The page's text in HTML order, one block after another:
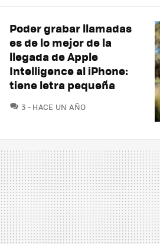
Poder grabar llamadas
es de lo mejor de la
llegada de Apple
Intelligence al iPhone:
tiene letra pequeña
3 COMENTARIOS
HACE UN AÑO